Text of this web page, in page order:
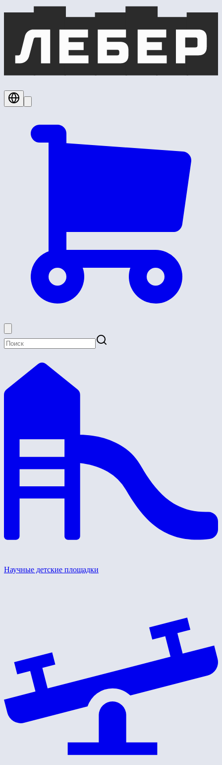
Научные детские площадки